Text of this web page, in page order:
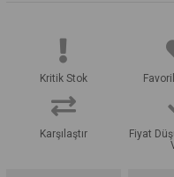
Kritik Stok
Karşılaştır
Fiyat